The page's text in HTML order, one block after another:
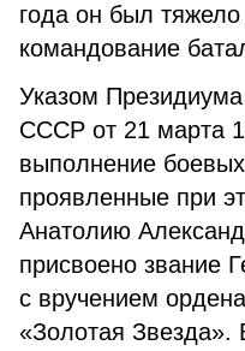
года он был
командование
Указом
СССР от 21 марта
выполнение
проявленные при
Анатолию
присвоено звание
с вручением
«Золотая